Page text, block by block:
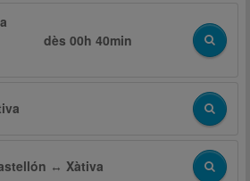
dès 00h 40min
↔ Xàtiva